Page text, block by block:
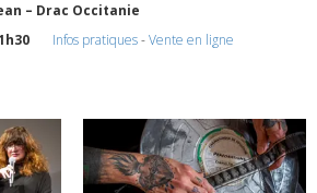
– Drac Occitanie
Infos pratiques-Vente en ligne